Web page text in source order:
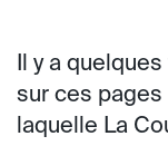
Il y a
sur ces
laquelle La